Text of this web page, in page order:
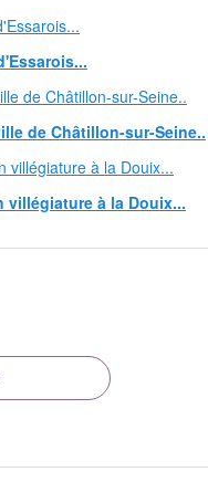
de Châtillon-sur-Seine..
villégiature à la Douix...